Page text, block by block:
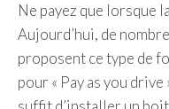
Ne payez que lorsque
Aujourd’hui, de
proposent ce type de
pour « Pay as you